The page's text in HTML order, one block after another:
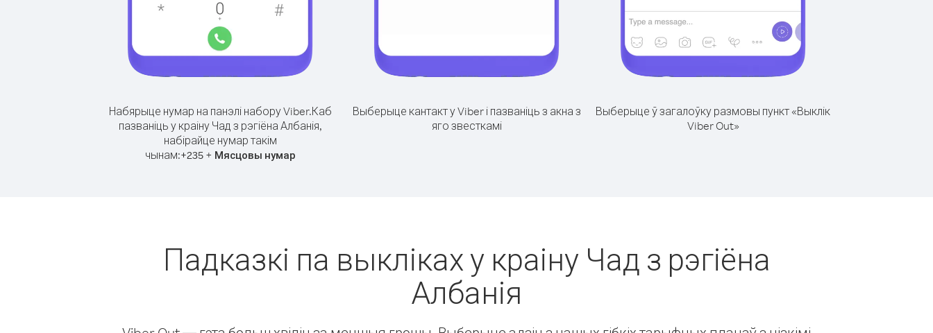
Набярыце нумар на панэлі набору Viber.Каб
пазваніць у краіну Чад з рэгіёна Албанія,
набірайце нумар такім
чынам:+235+ Мясцовы нумар
Выберыце кантакт у Viber і пазваніць з акна з
яго звесткамі
Выберыце ў загалоўку размовы пункт «Выклік
Viber Out»
Падказкі па выкліках у краіну Чад з рэгіёна
Албанія